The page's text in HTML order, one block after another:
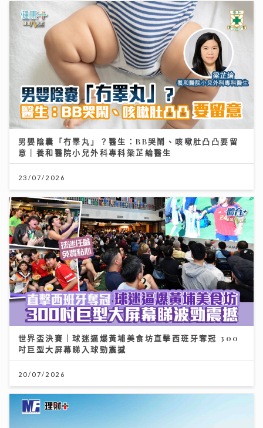
男嬰陰囊「冇睪丸」？醫生：BB哭鬧、咳嗽肚凸凸要留
意｜養和醫院小兒外科專科梁芷綸醫生
23/07/2026
世界盃決賽｜球迷逼爆黃埔美食坊直擊西班牙奪冠 300
吋巨型大屏幕睇入球勁震撼
20/07/2026